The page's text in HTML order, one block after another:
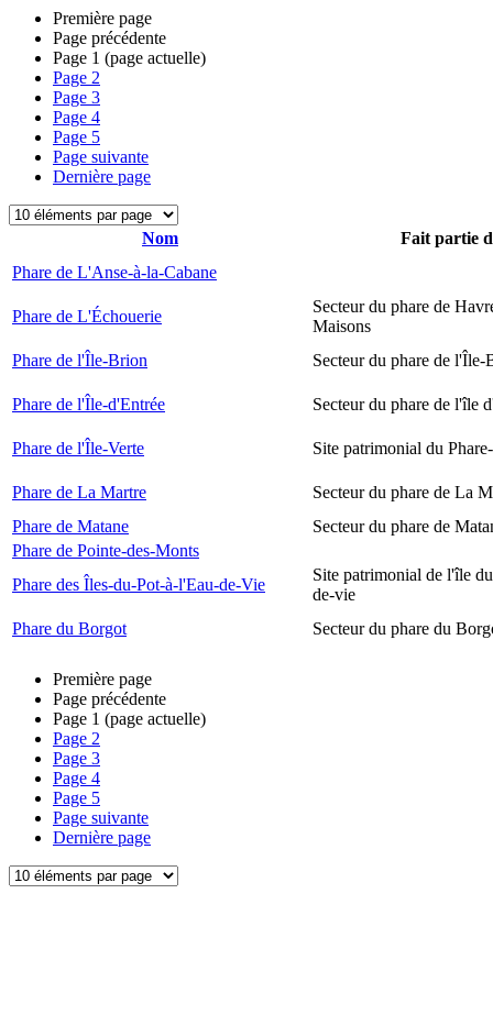
Première page
Page précédente
Page 1 (page actuelle)
Page 2
Page 3
Page 4
Page 5
Page suivante
Dernière page
Nom
Fait partie
Phare de L'Anse-à-la-Cabane
Phare de L'Échouerie
Secteur du phare de
Maisons
Phare de l'Île-Brion
Secteur du phare de l'Île-
Phare de l'Île-d'Entrée Secteur du phare de l'île
Phare de l'Île-Verte Site patrimonial du
Phare de La Martre
Secteur du phare de La
Phare de Matane
Secteur du phare de
Phare de Pointe-des-Monts
Phare des Îles-du-Pot-à-l'Eau-de-Vie
Site patrimonial de l'île
de-vie
Phare du Borgot
Secteur du phare du
Première page
Page précédente
Page 1 (page actuelle)
Page 2
Page 3
Page 4
Page 5
Page suivante
Dernière page